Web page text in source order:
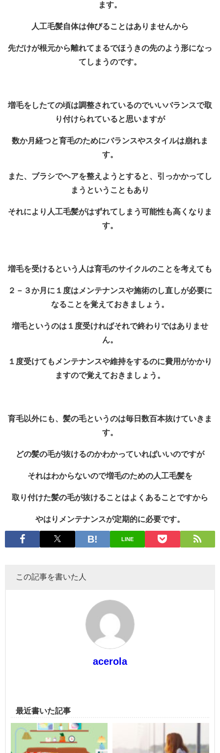
ます。
人工毛髪自体は伸びることはありませんから
先だけが根元から離れてまるでほうきの先のよう形になっ
てしまうのです。
増毛をしたての頃は調整されているのでいいバランスで取
り付けられていると思いますが
数か月経つと育毛のためにバランスやスタイルは崩れま
す。
また、ブラシでヘアを整えようとすると、引っかかってし
まうということもあり
それにより人工毛髪がはずれてしまう可能性も高くなりま
す。
増毛を受けるという人は育毛のサイクルのことを考えても
２－３か月に１度はメンテナンスや施術のし直しが必要に
なることを覚えておきましょう。
増毛というのは１度受ければそれで終わりではありませ
ん。
１度受けてもメンテナンスや維持をするのに費用がかかり
ますので覚えておきましょう。
育毛以外にも、髪の毛というのは毎日数百本抜けていきま
す。
どの髪の毛が抜けるのかわかっていればいいのですが
それはわからないので増毛のための人工毛髪を
取り付けた髪の毛が抜けることはよくあることですから
やはりメンテナンスが定期的に必要です。
LINE
この記事を書いた人
acerola
最近書いた記事